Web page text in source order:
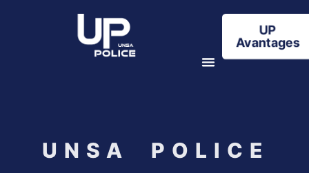
UP
Avantages
UNSA POLICE